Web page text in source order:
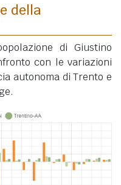
della
di Giustino
con le variazioni
autonoma di Trento e